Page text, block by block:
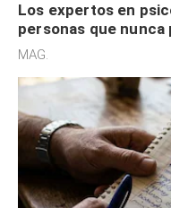
Los expertos en
personas que
redes sociales no
MAG.